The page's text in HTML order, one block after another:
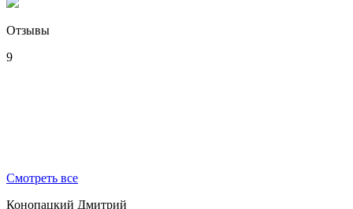
Отзывы
9
Смотреть все
Конопацкий Дмитрий